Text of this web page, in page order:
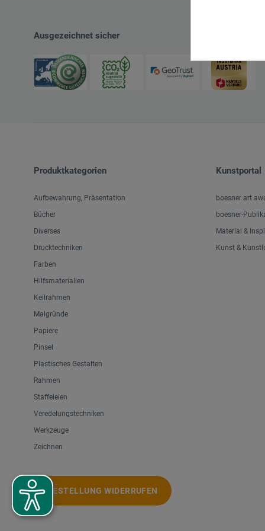
Ausgezeichnet sicher
Produktkategorien
Aufbewahrung, Präsentation
Bücher
Diverses
Drucktechniken
Farben
Hilfsmaterialien
Keilrahmen
Malgründe
Papiere
Pinsel
Plastisches Gestalten
Rahmen
Staffeleien
Veredelungstechniken
Werkzeuge
Zeichnen
BESTELLUNG WIDERRUFEN
Kunstportal
boesner art
boesner-
Material &
Kunst &